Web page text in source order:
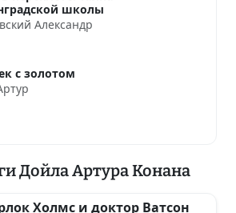
школы
Александр
с золотом
Дойла Артура Конана
Холмс и доктор Ватсон